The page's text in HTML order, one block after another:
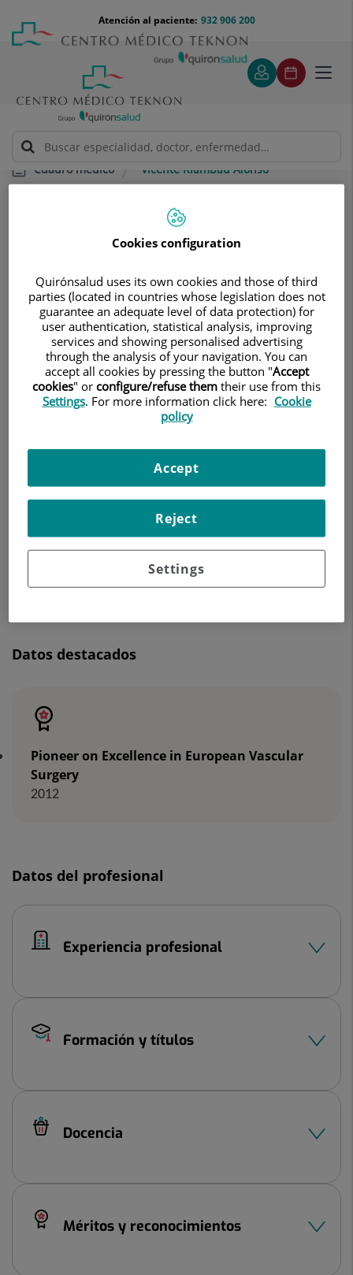
contenido
Menú
teléfono
cabecera
932 906 200
Atención al paciente:
Cuadro médico Vicente Riambau Alonso
VicenteRiambau Alonso
JEFE/A DE SERVICIO
ANGIOLOGÍA Y CIRUGÍA VASCULAR
Pedir cita
Centro Médico Teknon
C/ Vilana, 12
932 906 200
Datos destacados
Pioneer on Excellence in European Vascular
Surgery
2012
Datos del profesional
Experiencia profesional
Formación y títulos
Docencia
Méritos y reconocimientos
Cookies configuration
Quirónsalud uses its own cookies and those of third
parties (located in countries whose legislation does not
guarantee an adequate level of data protection) for
user authentication, statistical analysis, improving
services and showing personalised advertising
through the analysis of your navigation. You can
accept all cookies by pressing the button "Accept
cookies" or configure/refuse them their use from this
Settings. For more information click here: Cookie
policy
Settings
Reject
Accept